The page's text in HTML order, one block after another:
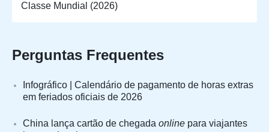
Classe Mundial (2026)
Perguntas Frequentes
Infográfico | Calendário de pagamento de horas extras
em feriados oficiais de 2026
China lança cartão de chegada online para viajantes